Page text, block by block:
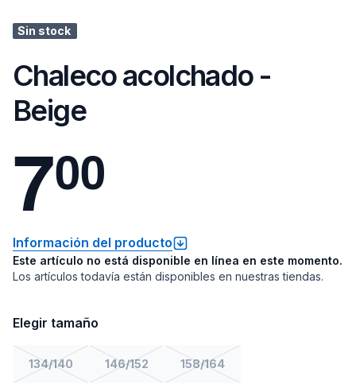
Sin stock
Chaleco acolchado -
Beige
700
Información del producto
Este artículo no está disponible en línea en este momento.
Los artículos todavía están disponibles en nuestras tiendas.
Elegir tamaño
134/140 146/152 158/164